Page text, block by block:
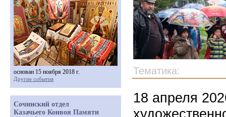
Тематика:
18 апреля
основан 15 ноября 2018 г.
Другие события
Сочинский отдел
Казачьего Конвоя Памяти